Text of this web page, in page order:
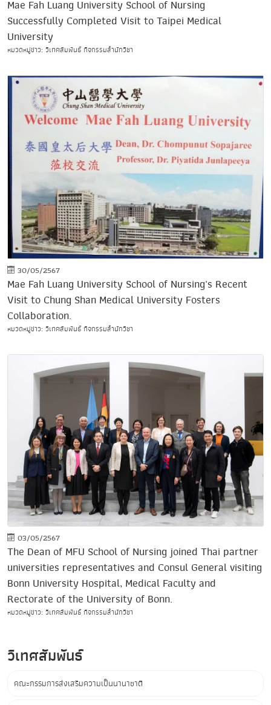
Mae Fah Luang University School of Nursing
Successfully Completed Visit to Taipei Medical
University
หมวดหมู่ข่าว: วิเทศสัมพันธ์ กิจกรรมสำนักวิชา
30/05/2567
Mae Fah Luang University School of Nursing's Recent
Visit to Chung Shan Medical University Fosters
Collaboration.
หมวดหมู่ข่าว: วิเทศสัมพันธ์ กิจกรรมสำนักวิชา
03/05/2567
The Dean of MFU School of Nursing joined Thai partner
universities representatives and Consul General visiting
Bonn University Hospital, Medical Faculty and
Rectorate of the University of Bonn.
หมวดหมู่ข่าว: วิเทศสัมพันธ์ กิจกรรมสำนักวิชา
วิเทศสัมพันธ์
คณะกรรมการส่งเสริมความเป็นนานาชาติ